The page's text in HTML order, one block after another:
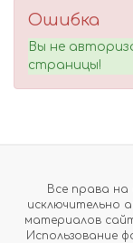
Ошибка
Вы не
страницы!
Все права
исключительно
материалов
Использование